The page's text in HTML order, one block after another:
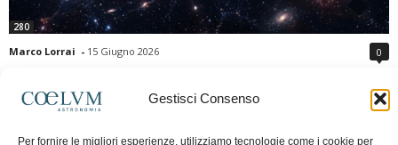
Gestisci Consenso
Per fornire le migliori esperienze, utilizziamo tecnologie come i cookie per
280
Marco Lorrai - 15 Giugno 2026 0
moderna: due particelle possono mostrare correlazioni che sembrano ignorare
la distanza che le separa. Gli esperimenti e i teoremi di Bell hanno escluso le
previsioni della meccanica quantistica. Nonostante ciò, l'entanglement non